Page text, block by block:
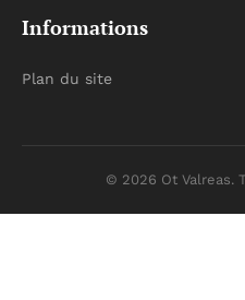
Informations
Plan du site
© 2026 Ot Valreas.